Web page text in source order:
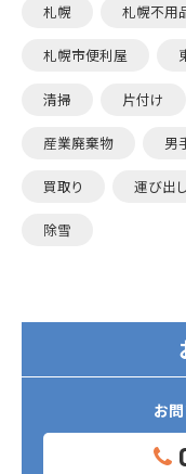
札幌 札幌不用
札幌市便利屋
清掃 片付け
産業廃棄物 男
買取り 運び出し
除雪
お